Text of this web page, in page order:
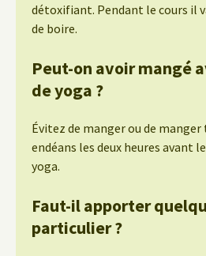
détoxifiant. Pendant le cours il
de boire.
Peut-on avoir mangé
de yoga ?
Évitez de manger ou de
endéans les deux heures avant
yoga.
Faut-il apporter
particulier ?